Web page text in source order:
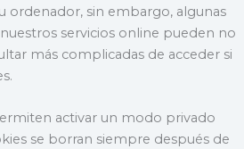
ordenador, sin embargo, algunas
servicios online pueden no
más complicadas de acceder si
activar un modo privado
se borran siempre después de